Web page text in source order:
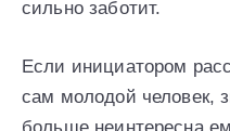
сильно заботит.
Если инициатором
сам молодой человек,